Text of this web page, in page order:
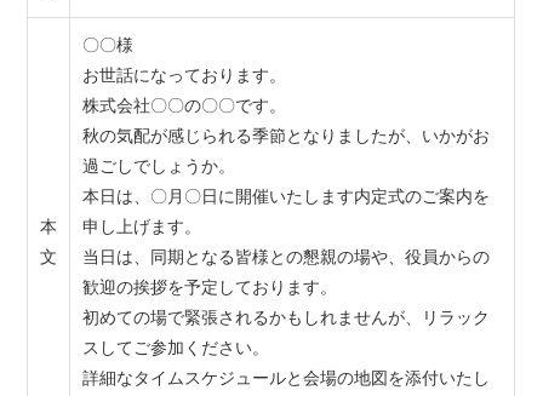
本
文
〇〇様
お世話になっております。
株式会社〇〇の〇〇です。
秋の気配が感じられる季節となりましたが、いかがお
過ごしでしょうか。
本日は、〇月〇日に開催いたします内定式のご案内を
申し上げます。
当日は、同期となる皆様との懇親の場や、役員からの
歓迎の挨拶を予定しております。
初めての場で緊張されるかもしれませんが、リラック
スしてご参加ください。
詳細なタイムスケジュールと会場の地図を添付いたし